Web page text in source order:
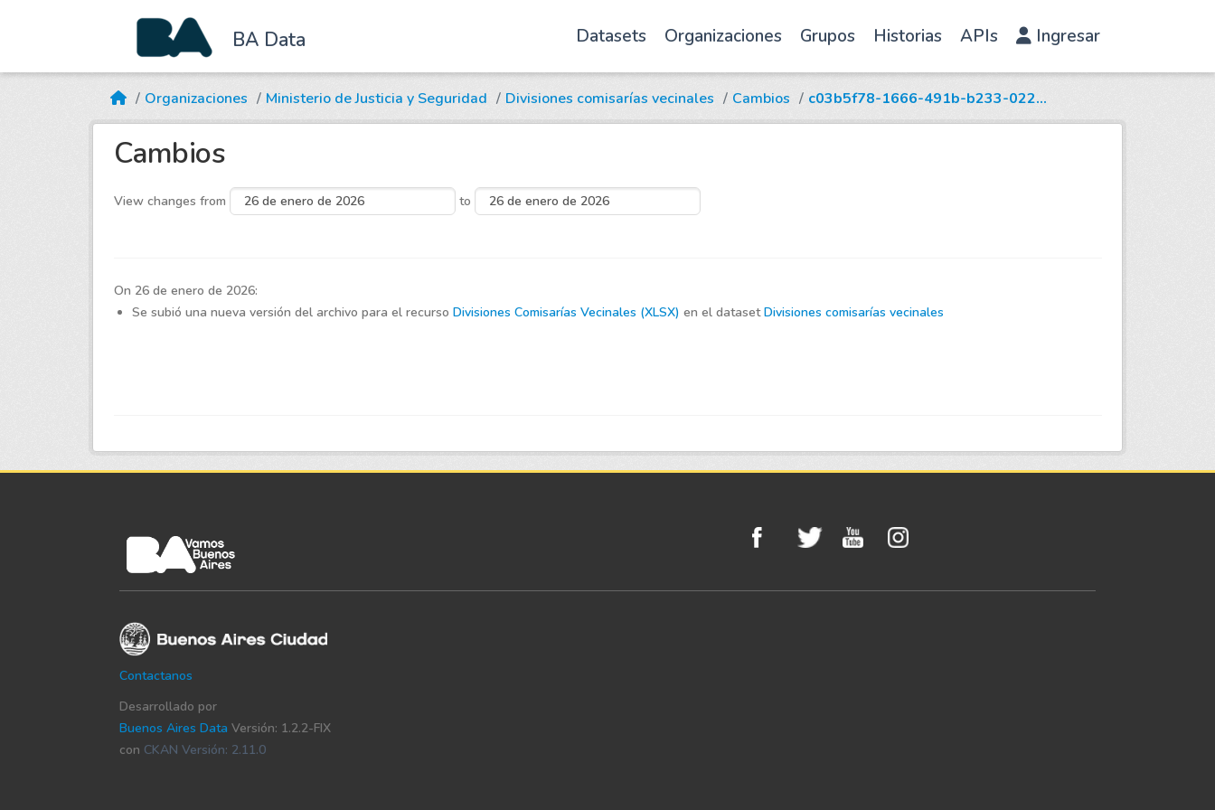
Skip to main content
BA Data Datasets Organizaciones Grupos Historias APIs Ingresar
Organizaciones Ministerio de Justicia y Seguridad Divisiones comisarías vecinales Cambios c03b5f78-1666-491b-b233-022...
Cambios
View changes from to
On 26 de enero de 2026:
Se subió una nueva versión del archivo para el recurso Divisiones Comisarías Vecinales (XLSX) en el datasetDivisiones comisarías vecinales
Contactanos
Desarrollado por
Buenos Aires Data Versión: 1.2.2-FIX
con CKAN Versión: 2.11.0